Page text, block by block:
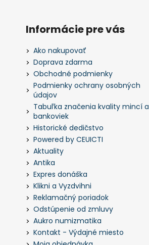
Informácie pre vás
Ako nakupovať
Doprava zdarma
Obchodné podmienky
Podmienky ochrany osobných
údajov
Tabuľka značenia kvality mincí a
bankoviek
Historické dedičstvo
Powered by CEUICTI
Aktuality
Antika
Expres donáška
Klikni a Vyzdvihni
Reklamačný poriadok
Odstúpenie od zmluvy
Aukro numizmatika
Kontakt - Výdajné miesto